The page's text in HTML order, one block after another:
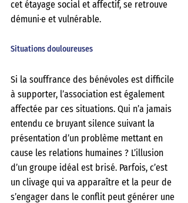
cet étayage social et affectif, se retrouve
démuni·e et vulnérable.
Situations douloureuses
Si la souffrance des bénévoles est difficile
à supporter, l’association est également
affectée par ces situations. Qui n’a jamais
entendu ce bruyant silence suivant la
présentation d’un problème mettant en
cause les relations humaines ? L’illusion
d’un groupe idéal est brisé. Parfois, c’est
un clivage qui va apparaître et la peur de
s’engager dans le conflit peut générer une